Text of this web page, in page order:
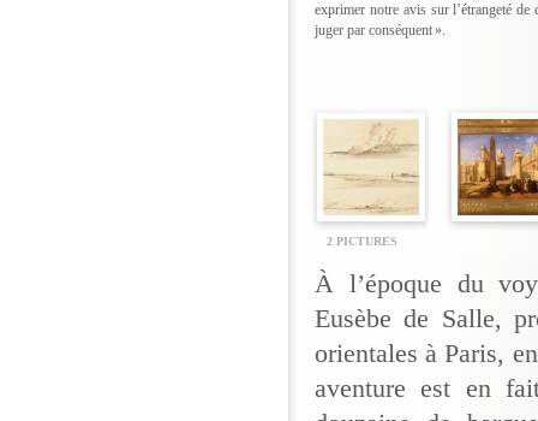
exprimer notre avis sur l’étrangeté
juger par conséquent ».
2 PICTURES
À l’époque du
Eusèbe de Salle,
orientales à Paris,
aventure est en